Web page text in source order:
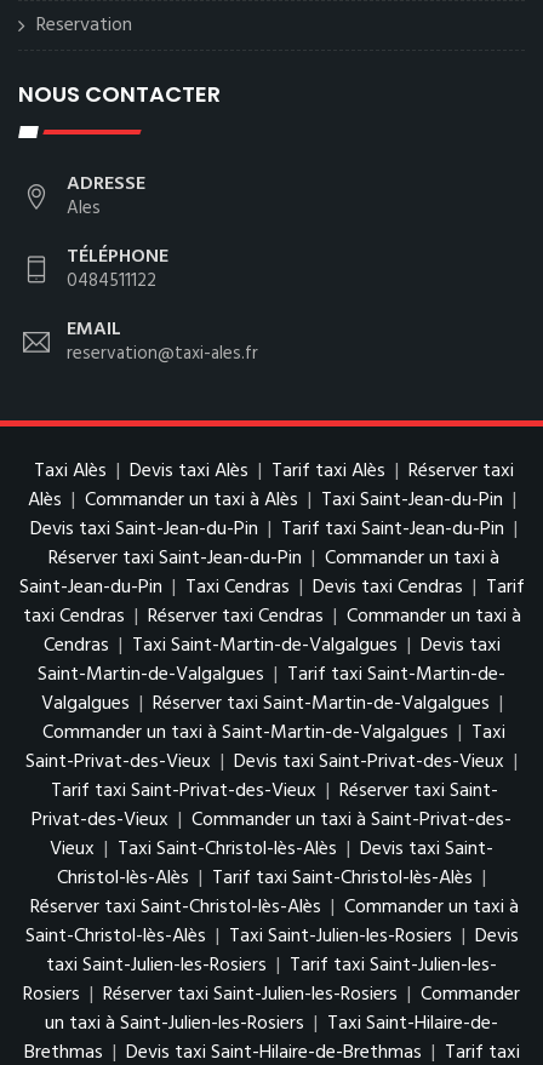
Reservation
NOUS CONTACTER
ADRESSE
Ales
TÉLÉPHONE
0484511122
EMAIL
reservation@taxi-ales.fr
Taxi Alès | Devis taxi Alès | Tarif taxi Alès | Réserver taxi
Alès | Commander un taxi à Alès | Taxi Saint-Jean-du-Pin |
Devis taxi Saint-Jean-du-Pin | Tarif taxi Saint-Jean-du-Pin |
Réserver taxi Saint-Jean-du-Pin | Commander un taxi à
Saint-Jean-du-Pin | Taxi Cendras | Devis taxi Cendras | Tarif
taxi Cendras | Réserver taxi Cendras | Commander un taxi à
Cendras | Taxi Saint-Martin-de-Valgalgues | Devis taxi
Saint-Martin-de-Valgalgues | Tarif taxi Saint-Martin-de-
Valgalgues | Réserver taxi Saint-Martin-de-Valgalgues |
Commander un taxi à Saint-Martin-de-Valgalgues | Taxi
Saint-Privat-des-Vieux | Devis taxi Saint-Privat-des-Vieux |
Tarif taxi Saint-Privat-des-Vieux | Réserver taxi Saint-
Privat-des-Vieux | Commander un taxi à Saint-Privat-des-
Vieux | Taxi Saint-Christol-lès-Alès | Devis taxi Saint-
Christol-lès-Alès | Tarif taxi Saint-Christol-lès-Alès |
Réserver taxi Saint-Christol-lès-Alès | Commander un taxi à
Saint-Christol-lès-Alès | Taxi Saint-Julien-les-Rosiers | Devis
taxi Saint-Julien-les-Rosiers | Tarif taxi Saint-Julien-les-
Rosiers | Réserver taxi Saint-Julien-les-Rosiers | Commander
un taxi à Saint-Julien-les-Rosiers | Taxi Saint-Hilaire-de-
Brethmas | Devis taxi Saint-Hilaire-de-Brethmas | Tarif taxi